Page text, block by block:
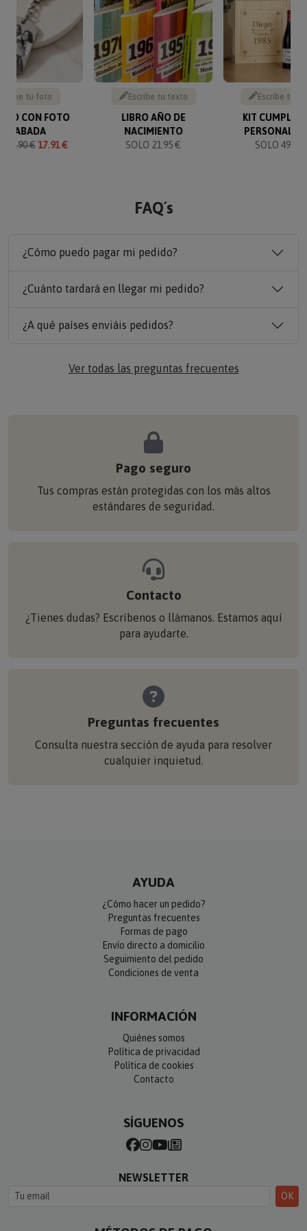
Sube tu foto
CON FOTO
GRABADA
19.90 €17.91 €
Escribe tu texto
LIBRO AÑO DE
NACIMIENTO
SOLO 21.95 €
Escribe tu
KIT
SOLO 49.90
FAQ´s
¿Cómo puedo pagar mi pedido?
¿Cuánto tardará en llegar mi pedido?
¿A qué países enviáis pedidos?
Ver todas las preguntas frecuentes
Pago seguro
Tus compras están protegidas con los más altos
estándares de seguridad.
Contacto
¿Tienes dudas? Escríbenos o llámanos. Estamos aquí
para ayudarte.
Preguntas frecuentes
Consulta nuestra sección de ayuda para resolver
cualquier inquietud.
AYUDA
¿Cómo hacer un pedido?
Preguntas frecuentes
Formas de pago
Envío directo a domicilio
Seguimiento del pedido
Condiciones de venta
INFORMACIÓN
Quiénes somos
Política de privacidad
Política de cookies
Contacto
SÍGUENOS
NEWSLETTER
OK